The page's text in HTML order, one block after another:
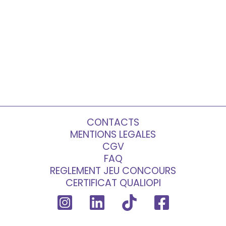
CONTACTS
MENTIONS LEGALES
CGV
FAQ
REGLEMENT JEU CONCOURS
CERTIFICAT QUALIOPI